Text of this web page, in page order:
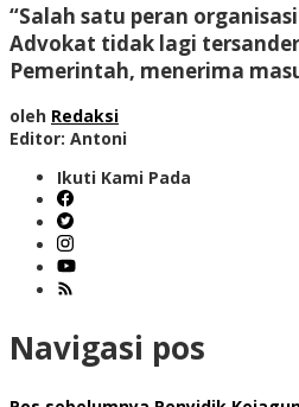
“Salah satu peran
Advokat tidak lagi
Pemerintah, menerima
oleh Redaksi
Editor: Antoni
Ikuti Kami Pada
Navigasi pos